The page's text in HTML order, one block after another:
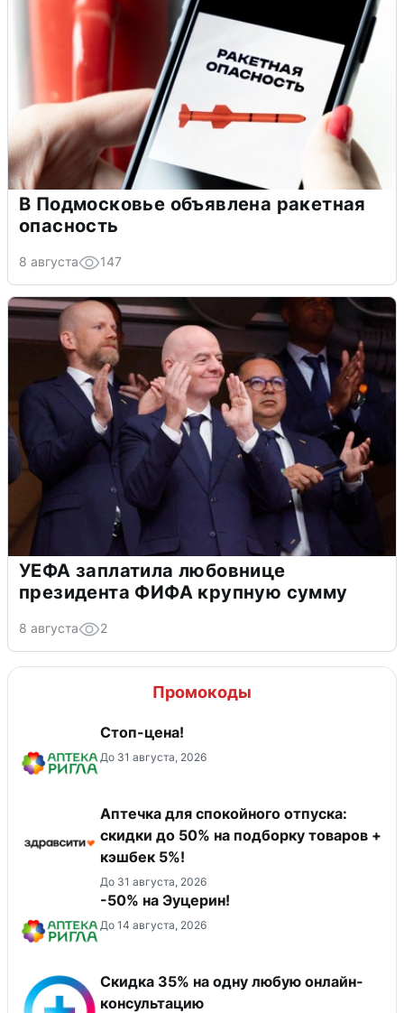
В Подмосковье объявлена ракетная
опасность
8 августа 147
УЕФА заплатила любовнице
президента ФИФА крупную сумму
8 августа 2
Промокоды
Стоп-цена!
До 31 августа, 2026
Аптечка для спокойного отпуска:
скидки до 50% на подборку товаров +
кэшбек 5%!
До 31 августа, 2026
-50% на Эуцерин!
До 14 августа, 2026
Скидка 35% на одну любую онлайн-
консультацию